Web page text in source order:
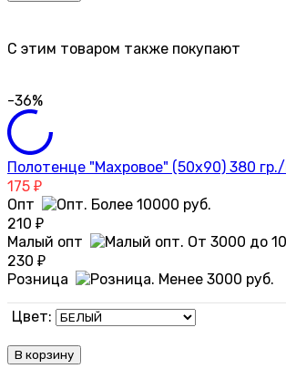
C этим товаром также покупают
-36%
Полотенце "Махровое" (50х90) 380
175 ₽
Опт
210 ₽
Малый опт
230 ₽
Розница
Цвет:
В корзину